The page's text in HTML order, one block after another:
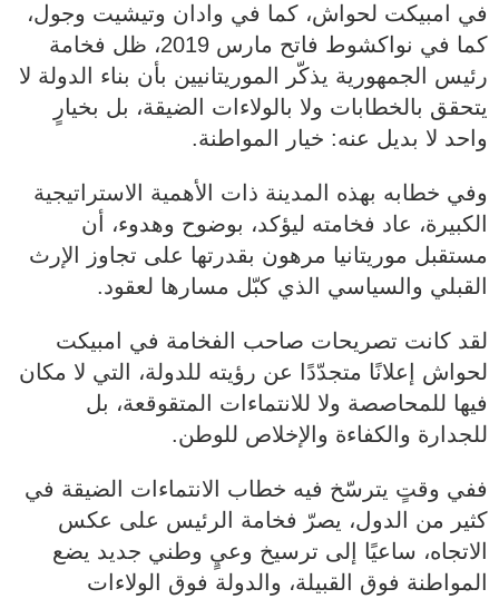
في امبيكت لحواش، كما في وادان وتيشيت وجول،
كما في نواكشوط فاتح مارس 2019، ظل فخامة
رئيس الجمهورية يذكّر الموريتانيين بأن بناء الدولة لا
يتحقق بالخطابات ولا بالولاءات الضيقة، بل بخيارٍ
واحد لا بديل عنه: خيار المواطنة.
وفي خطابه بهذه المدينة ذات الأهمية الاستراتيجية
الكبيرة، عاد فخامته ليؤكد، بوضوح وهدوء، أن
مستقبل موريتانيا مرهون بقدرتها على تجاوز الإرث
القبلي والسياسي الذي كبّل مسارها لعقود.
لقد كانت تصريحات صاحب الفخامة في امبيكت
لحواش إعلانًا متجدّدًا عن رؤيته للدولة، التي لا مكان
فيها للمحاصصة ولا للانتماءات المتقوقعة، بل
للجدارة والكفاءة والإخلاص للوطن.
ففي وقتٍ يترسّخ فيه خطاب الانتماءات الضيقة في
كثير من الدول، يصرّ فخامة الرئيس على عكس
الاتجاه، ساعيًا إلى ترسيخ وعيٍ وطني جديد يضع
المواطنة فوق القبيلة، والدولة فوق الولاءات